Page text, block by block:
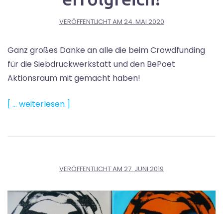
VERÖFFENTLICHT AM 24. MAI 2020
Ganz großes Danke an alle die beim Crowdfunding
für die Siebdruckwerkstatt und den BePoet
Aktionsraum mit gemacht haben!
[ … weiterlesen ]
VERÖFFENTLICHT AM 27. JUNI 2019